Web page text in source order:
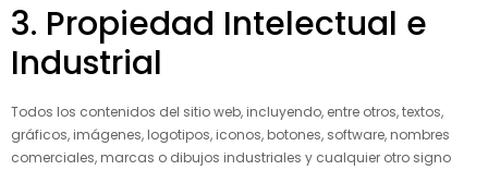
3. Propiedad Intelectual e
Industrial
Todos los contenidos del sitio web, incluyendo, entre otros, textos,
gráficos, imágenes, logotipos, iconos, botones, software, nombres
comerciales, marcas o dibujos industriales y cualquier otro signo